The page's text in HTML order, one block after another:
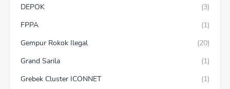
DEPOK
(3)
FPPA
(1)
Gempur Rokok Ilegal
(20)
Grand Sarila
(1)
Grebek Cluster ICONNET
(1)